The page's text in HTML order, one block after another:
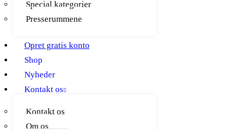
Special kategorier
Presserummene
Opret gratis konto
Shop
Nyheder
Kontakt os
Kontakt os
Om os